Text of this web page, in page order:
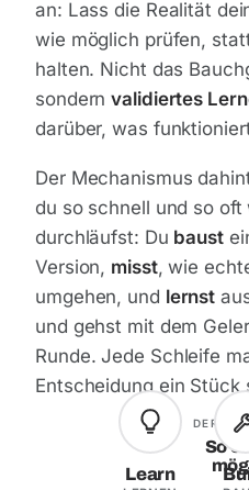
an: Lass die Realität
wie möglich prüfen,
halten. Nicht das
sondernvalidiertes
darüber, was
Der Mechanismus
du so schnell und so oft
durchläufst: Du baust
Version, misst, wie
umgehen, und lernst
und gehst mit dem
Runde. Jede Schleife
Entscheidung ein Stück
DER
So
Learn